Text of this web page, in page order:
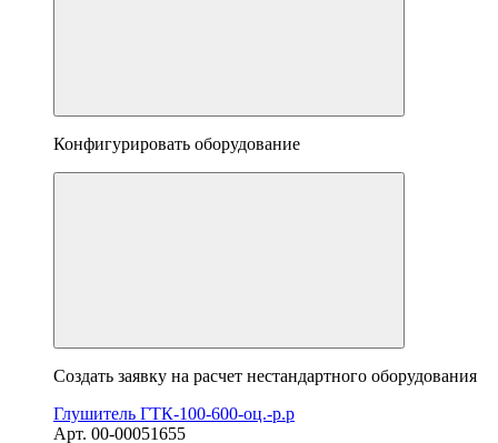
Конфигурировать оборудование
Создать заявку на расчет нестандартного оборудования
Глушитель ГТК-100-600-оц.-р.р
Арт. 00-00051655